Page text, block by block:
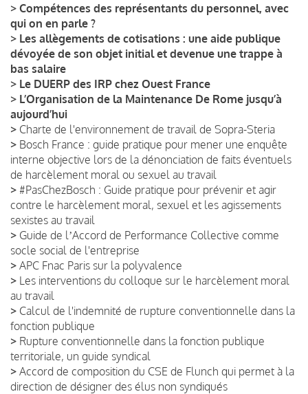
> Compétences des représentants du personnel, avec
qui on en parle ?
> Les allègements de cotisations : une aide publique
dévoyée de son objet initial et devenue une trappe à
bas salaire
> Le DUERP des IRP chez Ouest France
> L’Organisation de la Maintenance De Rome jusqu’à
aujourd’hui
> Charte de l'environnement de travail de Sopra-Steria
> Bosch France : guide pratique pour mener une enquête
interne objective lors de la dénonciation de faits éventuels
de harcèlement moral ou sexuel au travail
> #PasChezBosch : Guide pratique pour prévenir et agir
contre le harcèlement moral, sexuel et les agissements
sexistes au travail
> Guide de lʼAccord de Performance Collective comme
socle social de l'entreprise
> APC Fnac Paris sur la polyvalence
> Les interventions du colloque sur le harcèlement moral
au travail
> Calcul de l'indemnité de rupture conventionnelle dans la
fonction publique
> Rupture conventionnelle dans la fonction publique
territoriale, un guide syndical
> Accord de composition du CSE de Flunch qui permet à la
direction de désigner des élus non syndiqués